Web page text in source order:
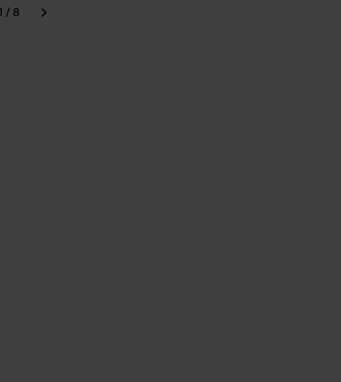
1 / 8